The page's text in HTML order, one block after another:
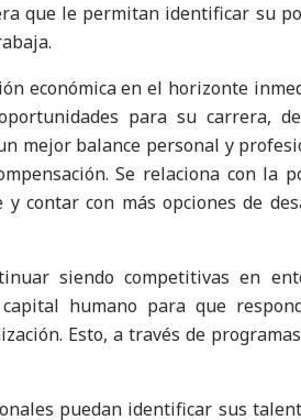
que le permitan identificar su
económica en el horizonte
para su carrera,
mejor balance personal y
Se relaciona con la
contar con más opciones de
siendo competitivas en
humano para que
Esto, a través de
puedan identificar sus